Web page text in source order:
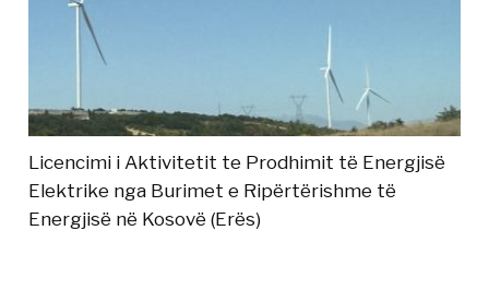
Licencimi i Aktivitetit te Prodhimit të Energjisë
Elektrike nga Burimet e Ripërtërishme të
Energjisë në Kosovë (Erës)